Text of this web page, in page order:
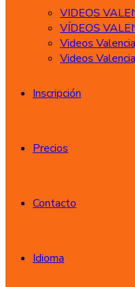
VIDEOS
VÍDEOS
Videos
Videos
Inscripción
Precios
Contacto
Idioma